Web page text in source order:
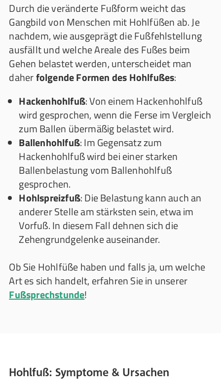
Durch die veränderte Fußform weicht das
Gangbild von Menschen mit Hohlfüßen ab. Je
nachdem, wie ausgeprägt die Fußfehlstellung
ausfällt und welche Areale des Fußes beim
Gehen belastet werden, unterscheidet man
daherfolgende Formen des Hohlfußes:
Hackenhohlfuß: Von einem Hackenhohlfuß
wird gesprochen, wenn die Ferse im Vergleich
zum Ballen übermäßig belastet wird.
Ballenhohlfuß: Im Gegensatz zum
Hackenhohlfuß wird bei einer starken
Ballenbelastung vom Ballenhohlfuß
gesprochen.
Hohlspreizfuß: Die Belastung kann auch an
anderer Stelle am stärksten sein, etwa im
Vorfuß. In diesem Fall dehnen sich die
Zehengrundgelenke auseinander.
Ob Sie Hohlfüße haben und falls ja, um welche
Art es sich handelt, erfahren Sie in unserer
Fußsprechstunde!
Hohlfuß: Symptome & Ursachen